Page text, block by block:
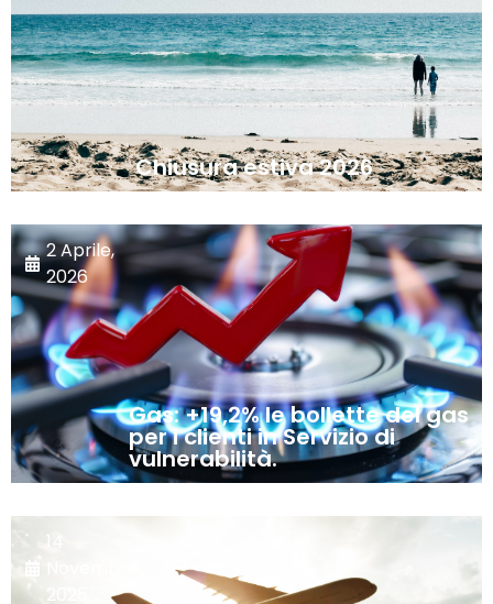
Chiusura estiva 2026
2 Aprile,
2026
Gas: +19,2% le bollette del gas
per i clienti in Servizio di
vulnerabilità.
2025